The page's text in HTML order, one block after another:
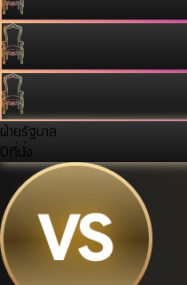
ฝ่ายรัฐบาล
0ที่นั่ง